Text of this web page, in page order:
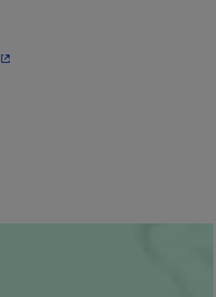
- Cet hyperlien s'ouvrira dans